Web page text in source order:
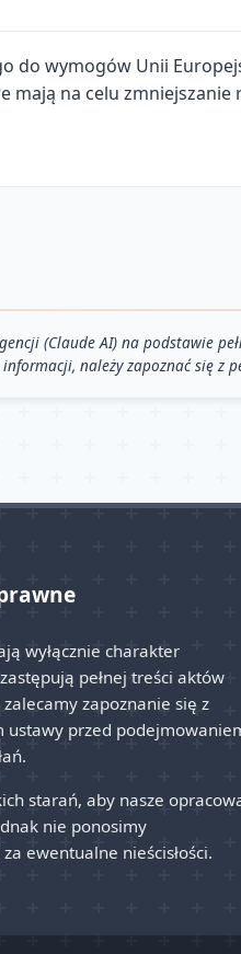
wymogów Unii
na celu
(Claude AI) na podstawie
należy zapoznać się z
wyłącznie charakter
pełnej treści aktów
zapoznanie się z
ustawy przed
starań, aby nasze
nie ponosimy
ewentualne nieścisłości.